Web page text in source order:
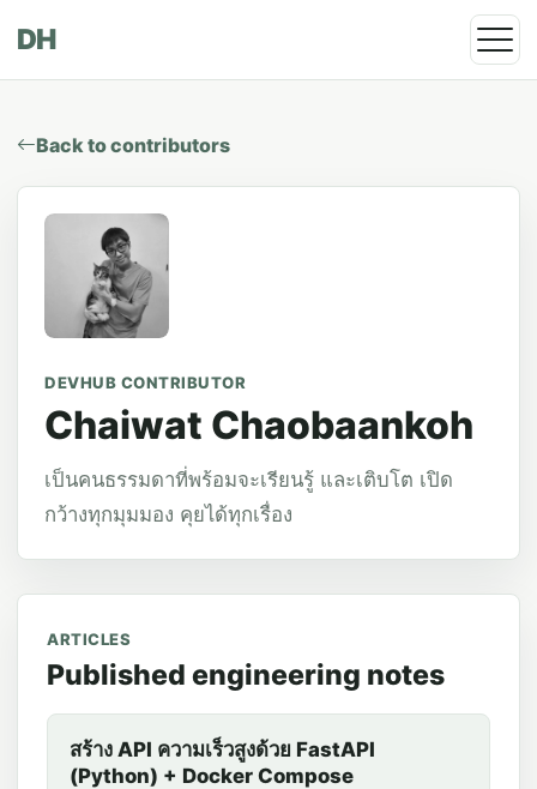
DH
Back to contributors
DEVHUB CONTRIBUTOR
Chaiwat Chaobaankoh
เป็นคนธรรมดาที่พร้อมจะเรียนรู้ และเติบโต เปิด
กว้างทุกมุมมอง คุยได้ทุกเรื่อง
ARTICLES
Published engineering notes
สร้าง API ความเร็วสูงด้วย FastAPI
(Python) + Docker Compose